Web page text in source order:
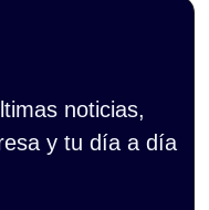
noticias,
y tu día a día